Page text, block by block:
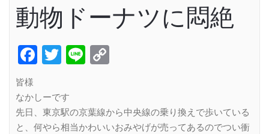
動物ドーナツに悶絶
Facebook
Twitter
Line
皆様
なかしーです
先日、東京駅の京葉線から中央線の乗り換えで歩いている
と、何やら相当かわいいおみやげが売ってあるのでつい衝